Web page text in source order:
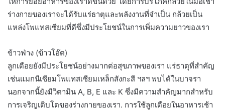
ร่างกายของเราจะได้รับแร่ธาตุและพลังงานที่จำเป็น กล้วยเป็น
แหล่งโพแทสเซียมที่ดีซึ่งมีประโยชน์ในการเพิ่มความยาวของเรา
ข้าวฟ่าง (ข้าวโอ๊ต)
ลูกเดือยยังมีประโยชน์อย่างมากต่อสุขภาพของเรา แร่ธาตุที่สำคัญ
เช่นแมกนีเซียมโพแทสเซียมเหล็กสังกะสี ฯลฯ พบได้ในบาจรา
นอกจากนี้ยังมีวิตามิน A, B, E และ K ซึ่งมีความสำคัญมากสำหรับ
การเจริญเติบโตของร่างกายของเรา. การใช้ลูกเดือยในอาหารเช้า